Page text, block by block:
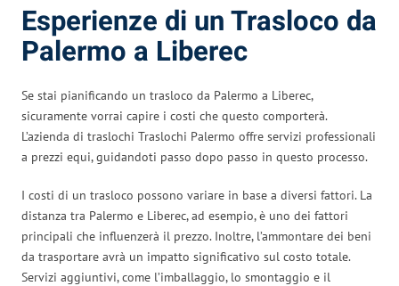
Esperienze di un Trasloco da
Palermo a Liberec
Se stai pianificando un trasloco da Palermo a Liberec,
sicuramente vorrai capire i costi che questo comporterà.
L’azienda di traslochi Traslochi Palermo offre servizi professionali
a prezzi equi, guidandoti passo dopo passo in questo processo.
I costi di un trasloco possono variare in base a diversi fattori. La
distanza tra Palermo e Liberec, ad esempio, è uno dei fattori
principali che influenzerà il prezzo. Inoltre, l’ammontare dei beni
da trasportare avrà un impatto significativo sul costo totale.
Servizi aggiuntivi, come l’imballaggio, lo smontaggio e il